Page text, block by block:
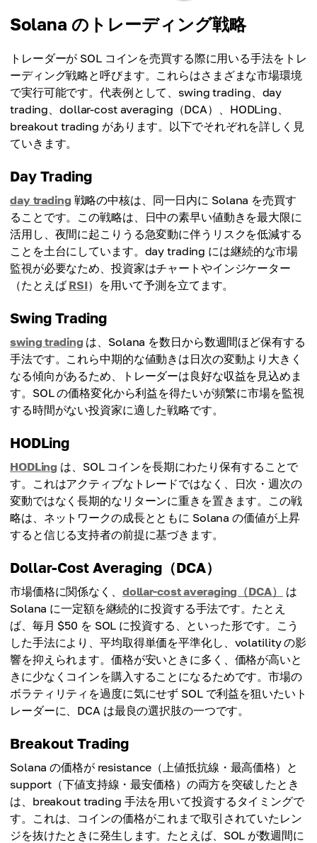
Solana のトレーディング戦略
トレーダーが SOL コインを売買する際に用いる手法をトレ
ーディング戦略と呼びます。これらはさまざまな市場環境
で実行可能です。代表例として、swing trading、day
trading、dollar-cost averaging（DCA）、HODLing、
breakout trading があります。以下でそれぞれを詳しく見
ていきます。
Day Trading
day trading 戦略の中核は、同一日内に Solana を売買す
ることです。この戦略は、日中の素早い値動きを最大限に
活用し、夜間に起こりうる急変動に伴うリスクを低減する
ことを土台にしています。day trading には継続的な市場
監視が必要なため、投資家はチャートやインジケーター
（たとえば RSI）を用いて予測を立てます。
Swing Trading
swing trading は、Solana を数日から数週間ほど保有する
手法です。これら中期的な値動きは日次の変動より大きく
なる傾向があるため、トレーダーは良好な収益を見込めま
す。SOL の価格変化から利益を得たいが頻繁に市場を監視
する時間がない投資家に適した戦略です。
HODLing
HODLing は、SOL コインを長期にわたり保有することで
す。これはアクティブなトレードではなく、日次・週次の
変動ではなく長期的なリターンに重きを置きます。この戦
略は、ネットワークの成長とともに Solana の価値が上昇
すると信じる支持者の前提に基づきます。
Dollar-Cost Averaging（DCA）
市場価格に関係なく、 dollar-cost averaging（DCA）
は
Solana に一定額を継続的に投資する手法です。たとえ
ば、毎月 $50 を SOL に投資する、といった形です。こう
した手法により、平均取得単価を平準化し、volatility の影
響を抑えられます。価格が安いときに多く、価格が高いと
きに少なくコインを購入することになるためです。市場の
ボラティリティを過度に気にせず SOL で利益を狙いたいト
レーダーに、DCA は最良の選択肢の一つです。
Breakout Trading
Solana の価格が resistance（上値抵抗線・最高価格）と
support（下値支持線・最安価格）の両方を突破したとき
は、breakout trading 手法を用いて投資するタイミングで
す。これは、コインの価格がこれまで取引されていたレン
ジを抜けたときに発生します。たとえば、SOL が数週間に